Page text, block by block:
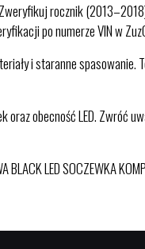
Zweryfikuj rocznik
po numerze VIN w
i staranne spasowanie.
obecność LED. Zwróć
LED SOCZEWKA